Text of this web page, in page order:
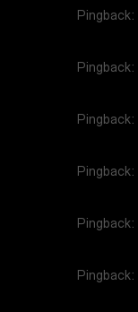
Pingback:
Pingback:
Pingback:
Pingback:
Pingback:
Pingback: